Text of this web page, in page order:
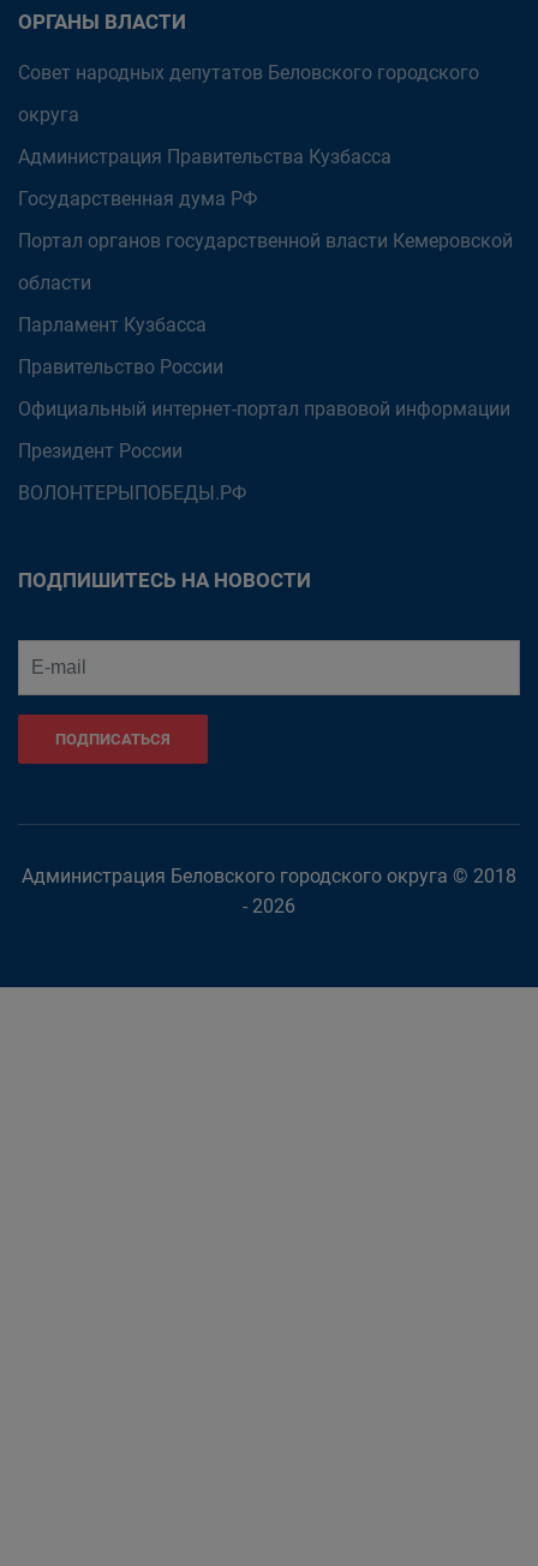
ОРГАНЫ ВЛАСТИ
Совет народных депутатов Беловского городского
округа
Администрация Правительства Кузбасса
Государственная дума РФ
Портал органов государственной власти Кемеровской
области
Парламент Кузбасса
Правительство России
Официальный интернет-портал правовой информации
Президент России
ВОЛОНТЕРЫПОБЕДЫ.РФ
ПОДПИШИТЕСЬ НА НОВОСТИ
ПОДПИСАТЬСЯ
Администрация Беловского городского округа © 2018
- 2026